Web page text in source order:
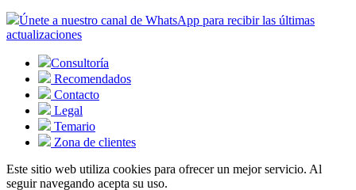
Únete a nuestro canal de WhatsApp para recibir las últimas
actualizaciones
Consultoría
Recomendados
Contacto
Legal
Temario
Zona de clientes
Este sitio web utiliza cookies para ofrecer un mejor servicio. Al
seguir navegando acepta su uso.